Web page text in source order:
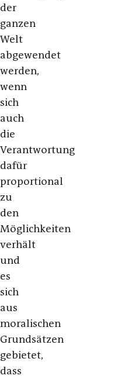
der
ganzen
Welt
abgewendet
werden,
wenn
sich
auch
die
Verantwortung
dafür
proportional
zu
den
Möglichkeiten
verhält
und
es
sich
aus
moralischen
Grundsätzen
gebietet,
dass